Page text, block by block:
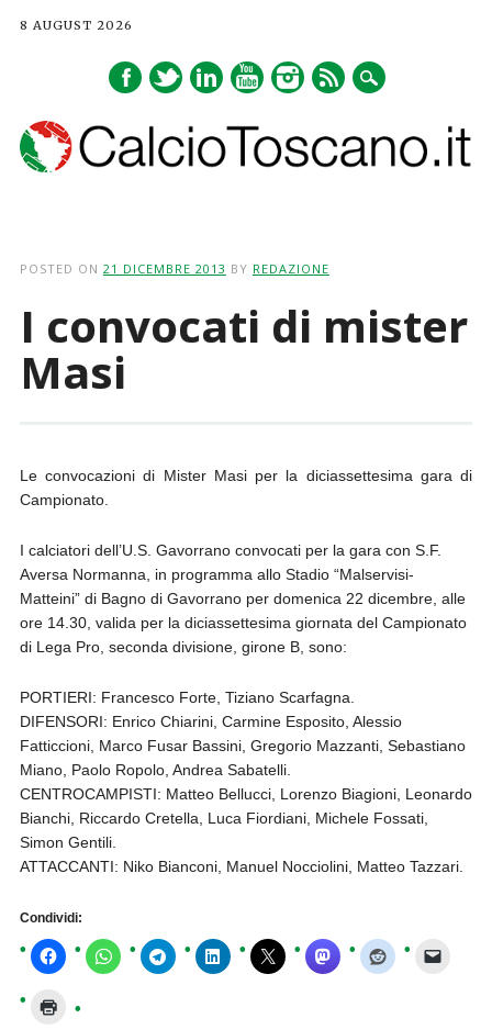
8 AUGUST 2026
POSTED ON 21 DICEMBRE 2013 BY REDAZIONE
I convocati di mister
Masi
Le convocazioni di Mister Masi per la diciassettesima gara di
Campionato.
I calciatori dell’U.S. Gavorrano convocati per la gara con S.F.
Aversa Normanna, in programma allo Stadio “Malservisi-
Matteini” di Bagno di Gavorrano per domenica 22 dicembre, alle
ore 14.30, valida per la diciassettesima giornata del Campionato
di Lega Pro, seconda divisione, girone B, sono:
PORTIERI: Francesco Forte, Tiziano Scarfagna.
DIFENSORI: Enrico Chiarini, Carmine Esposito, Alessio
Fatticcioni, Marco Fusar Bassini, Gregorio Mazzanti, Sebastiano
Miano, Paolo Ropolo, Andrea Sabatelli.
CENTROCAMPISTI: Matteo Bellucci, Lorenzo Biagioni, Leonardo
Bianchi, Riccardo Cretella, Luca Fiordiani, Michele Fossati,
Simon Gentili.
ATTACCANTI: Niko Bianconi, Manuel Nocciolini, Matteo Tazzari.
Condividi: